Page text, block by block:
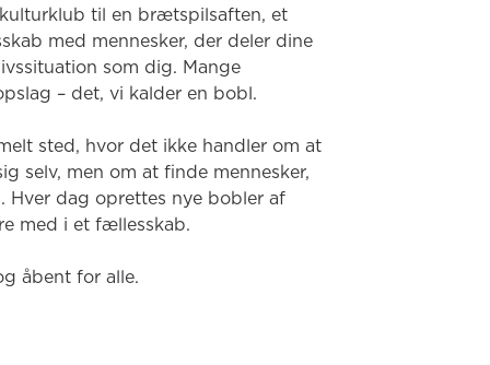
til en brætspilsaften, et
med mennesker, der deler dine
som dig. Mange
– det, vi kalder en bobl.
sted, hvor det ikke handler om at
selv, men om at finde mennesker,
dag oprettes nye bobler af
med i et fællesskab.
åbent for alle.